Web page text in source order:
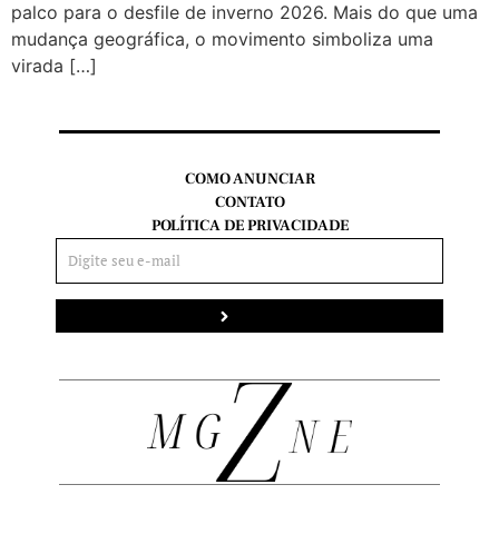
palco para o desfile de inverno 2026. Mais do que uma
mudança geográfica, o movimento simboliza uma
virada […]
COMO ANUNCIAR
CONTATO
POLÍTICA DE PRIVACIDADE